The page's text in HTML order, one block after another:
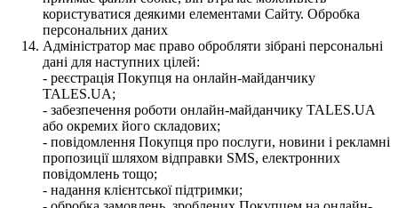
користуватися деякими елементами Сайту. Обробка
персональних даних
Адміністратор має право обробляти зібрані персональні
дані для наступних цілей:
- реєстрація Покупця на онлайн-майданчику
TALES.UA;
- забезпечення роботи онлайн-майданчику TALES.UA
або окремих його складових;
- повідомлення Покупця про послуги, новини і рекламні
пропозиції шляхом відправки SMS, електронних
повідомлень тощо;
- надання клієнтської підтримки;